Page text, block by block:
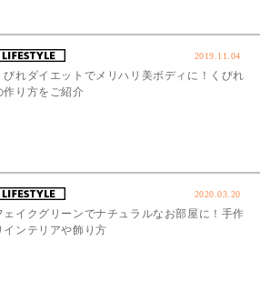
2019.11.04
びれダイエットでメリハリ美ボディに！くびれ
作り方をご紹介
2020.03.20
ェイクグリーンでナチュラルなお部屋に！手作
インテリアや飾り方